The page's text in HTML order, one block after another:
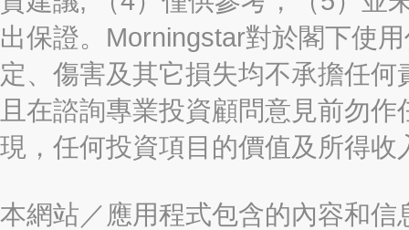
出保證。Morningstar對於閣下使
定、傷害及其它損失均不承擔任
且在諮詢專業投資顧問意見前勿
現，任何投資項目的價值及所得收
本網站／應用程式包含的內容和